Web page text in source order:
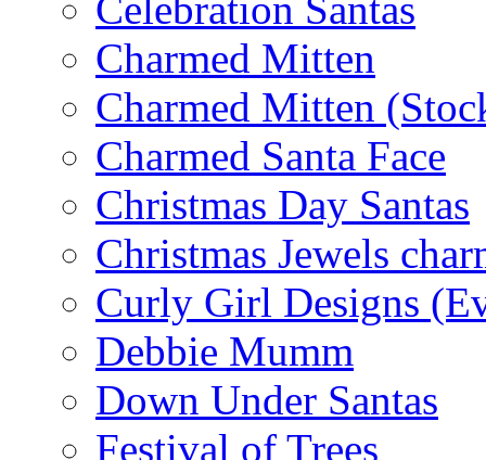
Celebration Santas
Charmed Mitten
Charmed Mitten
Charmed Santa Face
Christmas Day Santas
Christmas Jewels
Curly Girl Designs
Debbie Mumm
Down Under Santas
Festival of Trees